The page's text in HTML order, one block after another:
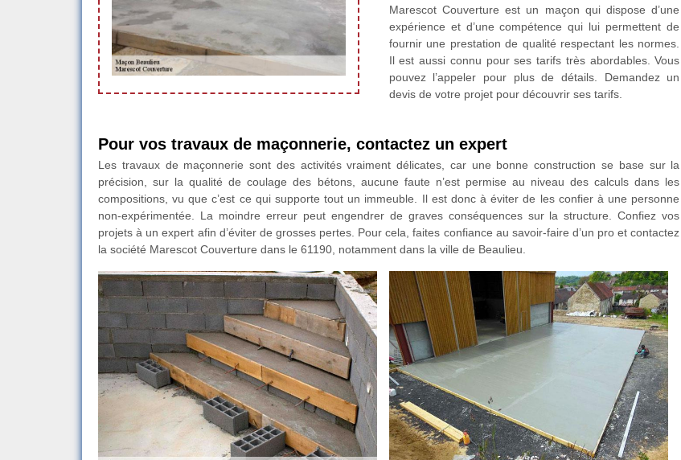
Marescot Couverture est un maçon qui dispose d’une
expérience et d’une compétence qui lui permettent de
fournir une prestation de qualité respectant les normes.
Il est aussi connu pour ses tarifs très abordables. Vous
pouvez l’appeler pour plus de détails. Demandez un
devis de votre projet pour découvrir ses tarifs.
Pour vos travaux de maçonnerie, contactez un expert
Les travaux de maçonnerie sont des activités vraiment délicates, car une bonne construction se base sur la
précision, sur la qualité de coulage des bétons, aucune faute n’est permise au niveau des calculs dans les
compositions, vu que c’est ce qui supporte tout un immeuble. Il est donc à éviter de les confier à une personne
non-expérimentée. La moindre erreur peut engendrer de graves conséquences sur la structure. Confiez vos
projets à un expert afin d’éviter de grosses pertes. Pour cela, faites confiance au savoir-faire d’un pro et contactez
la société Marescot Couverture dans le 61190, notamment dans la ville de Beaulieu.